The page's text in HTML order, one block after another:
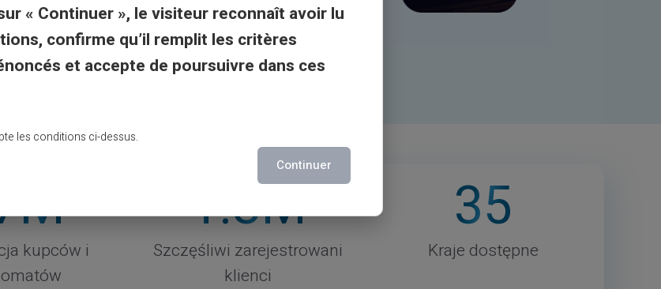
M
kupców i
1.3M
Szczęśliwi zarejestrowani
klienci
35
Kraje dostępne
« Continuer », le visiteur reconnaît avoir lu
confirme qu’il remplit les critères
et accepte de poursuivre dans ces
les conditions ci-dessus.
Continuer